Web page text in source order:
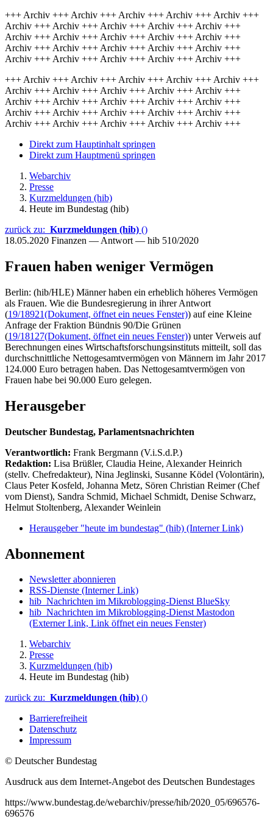
+++ Archiv +++ Archiv +++ Archiv +++ Archiv +++ Archiv +++
Archiv +++ Archiv +++ Archiv +++ Archiv +++ Archiv +++
Archiv +++ Archiv +++ Archiv +++ Archiv +++ Archiv +++
Archiv +++ Archiv +++ Archiv +++ Archiv +++ Archiv +++
Archiv +++ Archiv +++ Archiv +++ Archiv +++ Archiv +++
+++ Archiv +++ Archiv +++ Archiv +++ Archiv +++ Archiv +++
Archiv +++ Archiv +++ Archiv +++ Archiv +++ Archiv +++
Archiv +++ Archiv +++ Archiv +++ Archiv +++ Archiv +++
Archiv +++ Archiv +++ Archiv +++ Archiv +++ Archiv +++
Archiv +++ Archiv +++ Archiv +++ Archiv +++ Archiv +++
Direkt zum Hauptinhalt springen
Direkt zum Hauptmenü springen
Webarchiv
Presse
Kurzmeldungen (hib)
Heute im Bundestag (hib)
zurück zu: Kurzmeldungen (hib) ()
18.05.2020 Finanzen — Antwort — hib 510/2020
Frauen haben weniger Vermögen
Berlin: (hib/HLE) Männer haben ein erheblich höheres Vermögen
als Frauen. Wie die Bundesregierung in ihrer Antwort
(19/18921(Dokument, öffnet ein neues Fenster)) auf eine Kleine
Anfrage der Fraktion Bündnis 90/Die Grünen
(19/18127(Dokument, öffnet ein neues Fenster)) unter Verweis auf
Berechnungen eines Wirtschaftsforschungsinstituts mitteilt, soll das
durchschnittliche Nettogesamtvermögen von Männern im Jahr 2017
124.000 Euro betragen haben. Das Nettogesamtvermögen von
Frauen habe bei 90.000 Euro gelegen.
Herausgeber
Deutscher Bundestag, Parlamentsnachrichten
Verantwortlich: Frank Bergmann (V.i.S.d.P.)
Redaktion: Lisa Brüßler, Claudia Heine, Alexander Heinrich
(stellv. Chefredakteur), Nina Jeglinski, Susanne Ködel (Volontärin),
Claus Peter Kosfeld, Johanna Metz, Sören Christian Reimer (Chef
vom Dienst), Sandra Schmid, Michael Schmidt, Denise Schwarz,
Helmut Stoltenberg, Alexander Weinlein
Herausgeber "heute im bundestag" (hib) (Interner Link)
Abonnement
Newsletter abonnieren
RSS-Dienste (Interner Link)
hib_Nachrichten im Mikroblogging-Dienst BlueSky
hib_Nachrichten im Mikroblogging-Dienst Mastodon
(Externer Link, Link öffnet ein neues Fenster)
Webarchiv
Presse
Kurzmeldungen (hib)
Heute im Bundestag (hib)
zurück zu: Kurzmeldungen (hib) ()
Barrierefreiheit
Datenschutz
Impressum
© Deutscher Bundestag
Ausdruck aus dem Internet-Angebot des Deutschen Bundestages
https://www.bundestag.de/webarchiv/presse/hib/2020_05/696576-
696576